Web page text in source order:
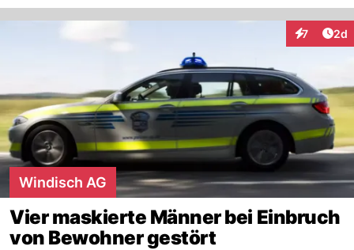
7 2d
Windisch AG
Vier maskierte Männer bei Einbruch
von Bewohner gestört